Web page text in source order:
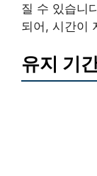
질 수 있습니
되어, 시간이
유지 기